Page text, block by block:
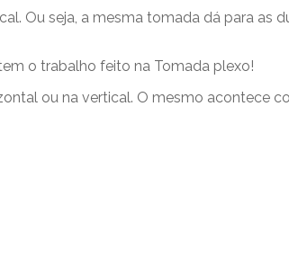
Ou seja, a mesma tomada dá para as
o trabalho feito na Tomada plexo!
ou na vertical. O mesmo acontece